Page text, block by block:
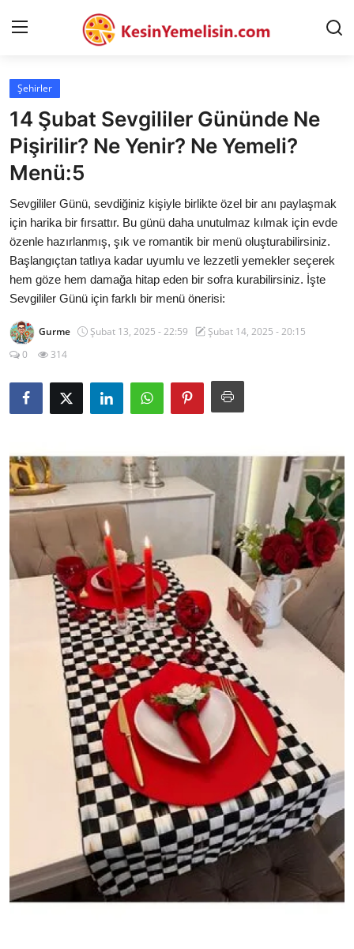
AnaSayfa
Gizlilik Sözleşmesi
Rüya Tabirleri
Diyet & Sağlıklı Beslenme
İletişim
Şehirler
Helal Gıda & Dini Hükümler
Gıda Güvenliği & Bilimi
Kalori & Diyet Rehberi
Mutfak Püf Noktaları & İpuçları
Temel Gıda ve Ürün Rehberleri
İçecek Kültürü & Barista
Yöresel Tarifler & Ev Yemekleri
Gıda Güvenliği & Sağlık
İçecek Kültürü & Rehberleri
Popüler Kültür & Mutfak Tarihi
Mutfak Temizliği & Pratik Bilgiler
Anne & Bebek Beslenmesi
Mutfak Sırları & Teknikler
Gıda Sözlüğü & Nedir?
Yemek Tarifleri & Menüler
Şehirler
14 Şubat Sevgililer Gününde Ne
Pişirilir? Ne Yenir? Ne Yemeli?
Menü:5
Sevgililer Günü, sevdiğiniz kişiyle birlikte özel bir anı paylaşmak
için harika bir fırsattır. Bu günü daha unutulmaz kılmak için evde
özenle hazırlanmış, şık ve romantik bir menü oluşturabilirsiniz.
Başlangıçtan tatlıya kadar uyumlu ve lezzetli yemekler seçerek
hem göze hem damağa hitap eden bir sofra kurabilirsiniz. İşte
Sevgililer Günü için farklı bir menü önerisi:
Gurme Şubat 13, 2025 - 22:59
Şubat 14, 2025 - 20:15
0
314